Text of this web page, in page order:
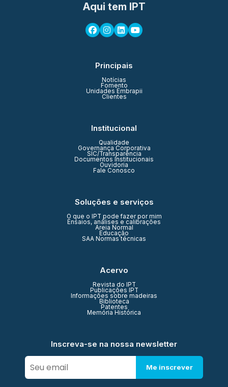
Aqui tem IPT
Principais
Notícias
Fomento
Unidades Embrapii
Clientes
Institucional
Qualidade
Governança Corporativa
SIC/Transparência
Documentos Institucionais
Ouvidoria
Fale Conosco
Soluções e serviços
O que o IPT pode fazer por mim
Ensaios, análises e calibrações
Areia Normal
Educação
SAA Normas técnicas
Acervo
Revista do IPT
Publicações IPT
Informações sobre madeiras
Biblioteca
Patentes
Memória Histórica
Inscreva-se na nossa newsletter
Me inscrever